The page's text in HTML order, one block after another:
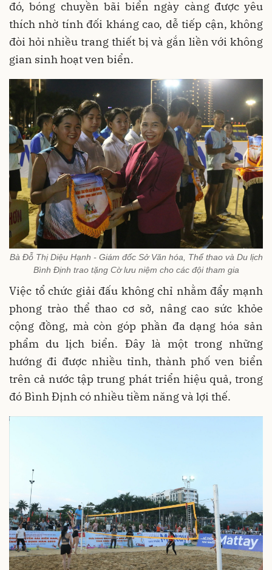
đó, bóng chuyền bãi biển ngày càng được yêu
thích nhờ tính đối kháng cao, dễ tiếp cận, không
đòi hỏi nhiều trang thiết bị và gắn liền với không
gian sinh hoạt ven biển.
Bà Đỗ Thị Diệu Hạnh - Giám đốc Sở Văn hóa, Thể thao và Du lịch
Bình Định trao tặng Cờ lưu niệm cho các đội tham gia
Việc tổ chức giải đấu không chỉ nhằm đẩy mạnh
phong trào thể thao cơ sở, nâng cao sức khỏe
cộng đồng, mà còn góp phần đa dạng hóa sản
phẩm du lịch biển. Đây là một trong những
hướng đi được nhiều tỉnh, thành phố ven biển
trên cả nước tập trung phát triển hiệu quả, trong
đó Bình Định có nhiều tiềm năng và lợi thế.